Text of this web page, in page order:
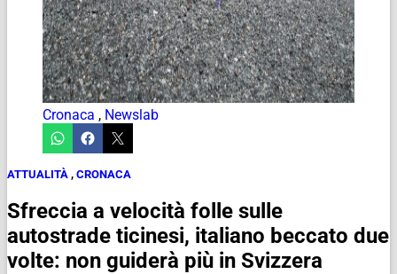
Cronaca , Newslab
ATTUALITÀ , CRONACA
Sfreccia a velocità folle sulle
autostrade ticinesi, italiano beccato due
volte: non guiderà più in Svizzera